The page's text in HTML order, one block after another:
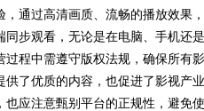
通过高清画质、流畅的播放效果
步观看，无论是在电脑、手机还
程中需遵守版权法规，确保所有
了优质的内容，也促进了影视产
应注意甄别平台的正规性，避免